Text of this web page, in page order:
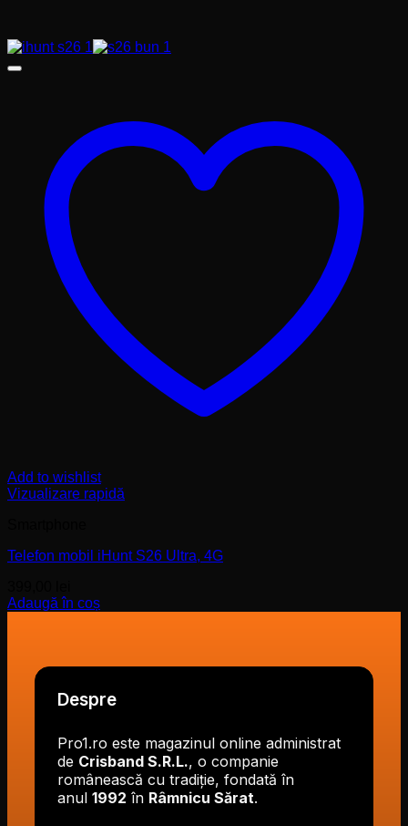
Add to wishlist
Vizualizare rapidă
Telefon mobil iHunt S26 Ultra, 4G
Adaugă în coș
Despre
Pro1.ro este magazinul online administrat
de Crisband S.R.L., o companie
românească cu tradiție, fondată în
anul 1992 în Râmnicu Sărat.